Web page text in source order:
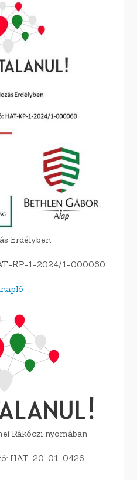
Erdélyben
KP-1-2024/1-000060
---
Rákóczi nyomában
HAT-20-01-0426